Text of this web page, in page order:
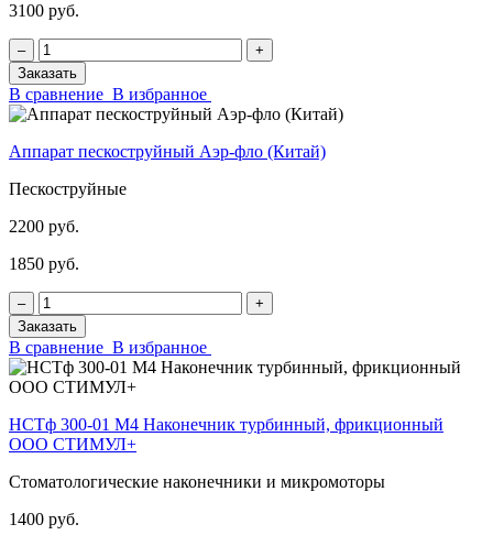
3100 руб.
‒
+
Заказать
В сравнение В избранное
Аппарат пескоструйный Аэр-фло (Китай)
Пескоструйные
2200 руб.
1850 руб.
‒
+
Заказать
В сравнение В избранное
НСТф 300-01 М4 Наконечник турбинный, фрикционный
ООО СТИМУЛ+
Стоматологические наконечники и микромоторы
1400 руб.